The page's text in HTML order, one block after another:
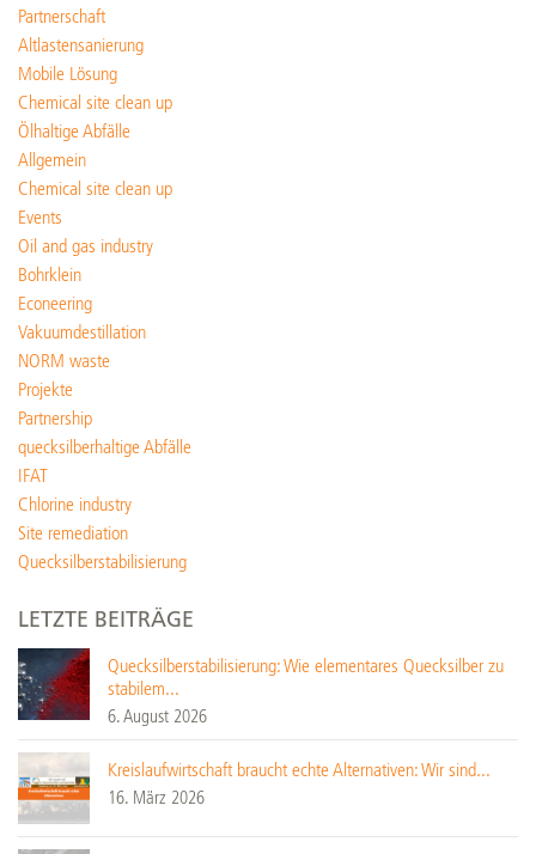
Partnerschaft
Altlastensanierung
Mobile Lösung
Chemical site clean up
Ölhaltige Abfälle
Allgemein
Chemical site clean up
Events
Oil and gas industry
Bohrklein
Econeering
Vakuumdestillation
NORM waste
Projekte
Partnership
quecksilberhaltige Abfälle
IFAT
Chlorine industry
Site remediation
Quecksilberstabilisierung
LETZTE BEITRÄGE
Quecksilberstabilisierung: Wie elementares Quecksilber zu
stabilem...
6. August 2026
Kreislaufwirtschaft braucht echte Alternativen: Wir sind...
16. März 2026